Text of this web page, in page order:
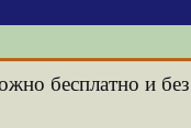
бесплатно и без